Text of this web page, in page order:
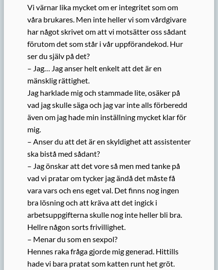
Vi värnar lika mycket om er integritet som om
våra brukares. Men inte heller vi som vårdgivare
har något skrivet om att vi motsätter oss sådant
förutom det som står i vår uppförandekod. Hur
ser du själv på det?
– Jag… Jag anser helt enkelt att det är en
mänsklig rättighet.
Jag harklade mig och stammade lite, osäker på
vad jag skulle säga och jag var inte alls förberedd
även om jag hade min inställning mycket klar för
mig.
– Anser du att det är en skyldighet att assistenter
ska bistå med sådant?
– Jag önskar att det vore så men med tanke på
vad vi pratar om tycker jag ändå det måste få
vara vars och ens eget val. Det finns nog ingen
bra lösning och att kräva att det ingick i
arbetsuppgifterna skulle nog inte heller bli bra.
Hellre någon sorts frivillighet.
– Menar du som en sexpol?
Hennes raka fråga gjorde mig generad. Hittills
hade vi bara pratat som katten runt het gröt.